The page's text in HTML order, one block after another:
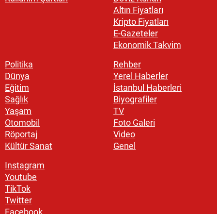
Altın Fiyatları
Kripto Fiyatları
E-Gazeteler
Ekonomik Takvim
Politika
Dünya
Eğitim
Sağlık
Yaşam
Otomobil
Röportaj
Kültür Sanat
Rehber
Yerel Haberler
İstanbul Haberleri
Biyografiler
TV
Foto Galeri
Video
Genel
Instagram
Youtube
TikTok
Twitter
Facebook